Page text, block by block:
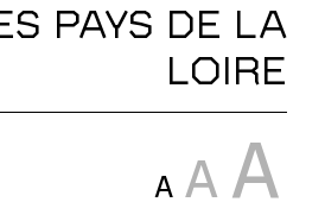
PAYS DE LA
LOIRE
A A A